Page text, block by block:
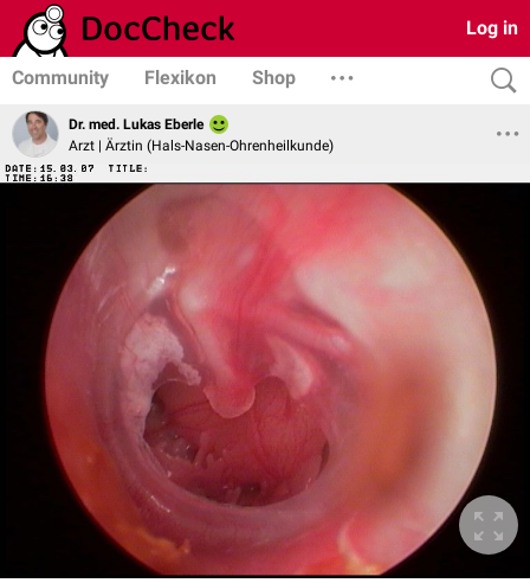
Log in
Community Flexikon Shop
Dr. med. Lukas Eberle
Arzt | Ärztin (Hals-Nasen-Ohrenheilkunde)